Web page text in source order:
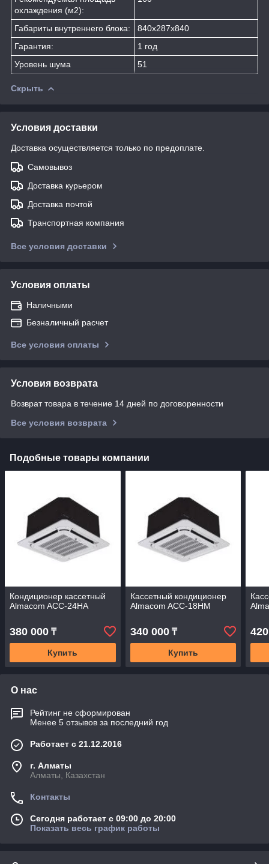
охлаждения (м2):
Габариты внутреннего блока:
840х287х840
Гарантия:
1 год
Уровень шума
51
Скрыть
Условия доставки
Доставка осуществляется только по предоплате.
Самовывоз
Доставка курьером
Доставка почтой
Транспортная компания
Все условия доставки
Условия оплаты
Наличными
Безналичный расчет
Все условия оплаты
Условия возврата
Возврат товара в течение 14 дней по договоренности
Все условия возврата
Подобные товары компании
Кондиционер кассетный
Almacom ACC-24HA
380 000 ₸
Купить
Кассетный кондиционер
Almacom ACC-18HM
340 000₸
Купить
О нас
Рейтинг не сформирован
Менее 5 отзывов за последний год
Работает с 21.12.2016
г. Алматы
Алматы, Казахстан
Контакты
Сегодня работает с 09:00 до 20:00
Показать весь график работы